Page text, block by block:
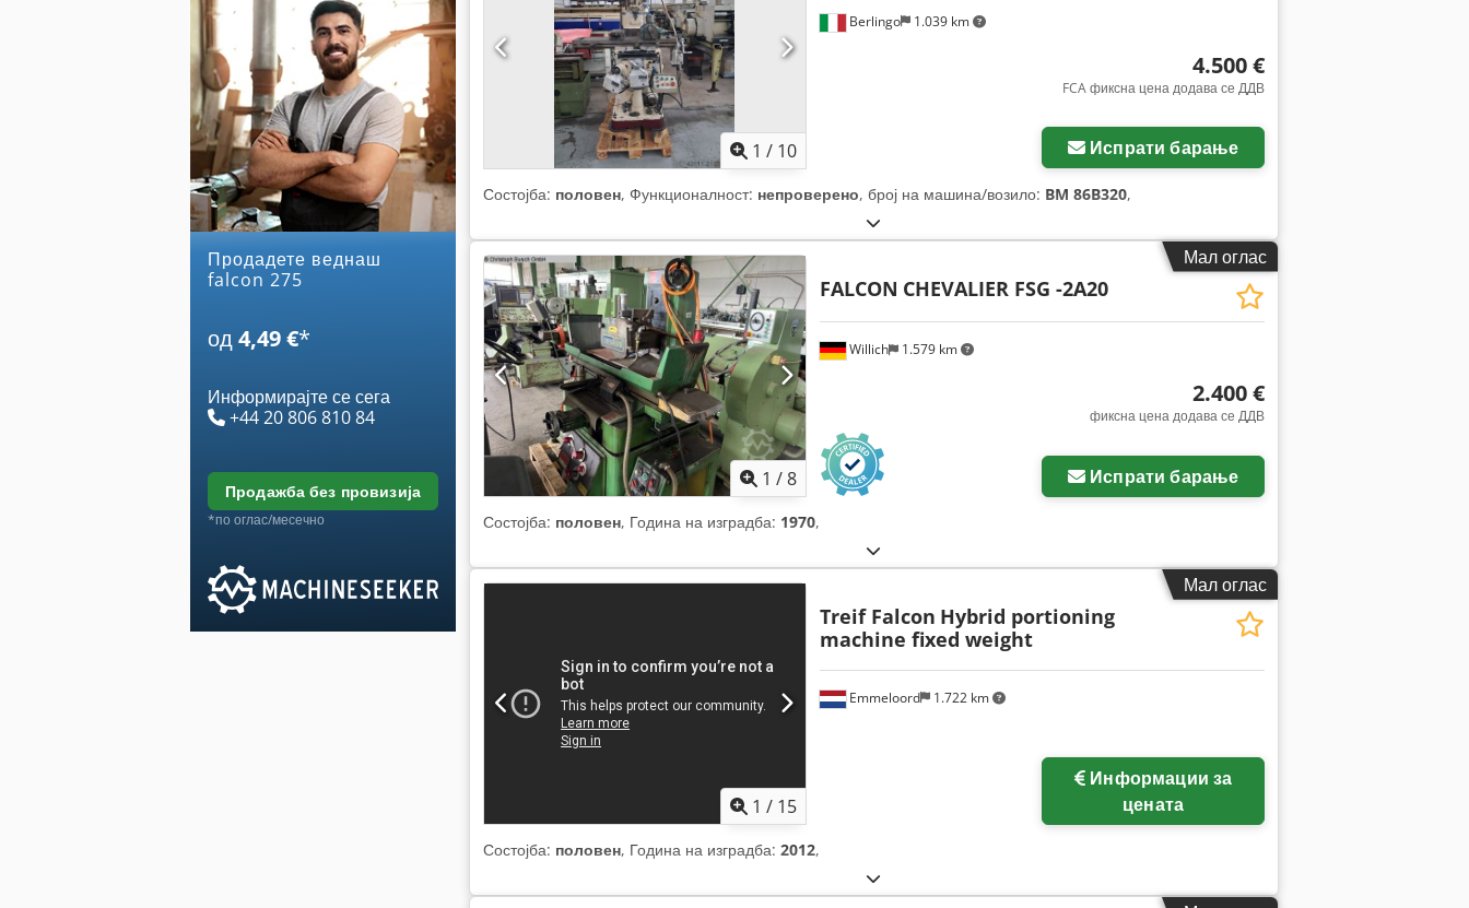
Продадете веднаш
falcon 275
од4,49 €*
Информирајте се сега
+44 20 806 810 84
продажба без провизија
*по оглас/месечно
1 / 10
Berlingo 1.039 km
4.500 €
FCA фиксна цена додава се ДДВ
Испрати барање
Состојба: половен, Функционалност: непроверено, број на машина/возило: BM 86B320,
Мал оглас
1 /8
Willich 1.579 km
FALCON CHEVALIER FSG -2A20
2.400 €
фиксна цена додава се ДДВ
Испрати барање
Состојба: половен, Година на изградба: 1970,
Мал оглас
1 / 15
Emmeloord 1.722 km
Treif Falcon Hybrid portioning
machine fixed weight
цената
Состојба: половен, Година на изградба: 2012,